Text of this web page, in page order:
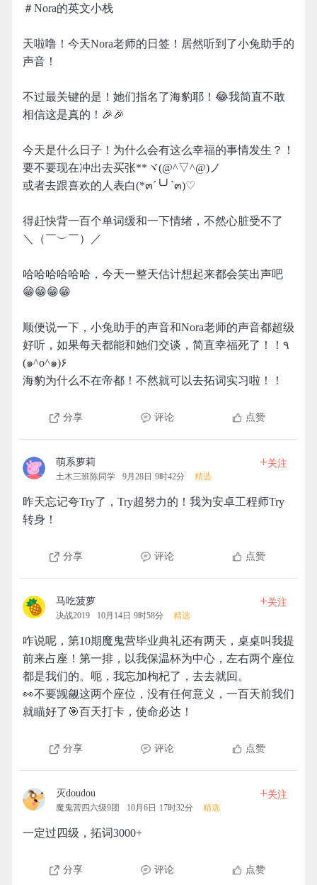
＃Nora的英文小栈
天啦噜！今天Nora老师的日签！居然听到了小兔助手的
声音！
不过最关键的是！她们指名了海豹耶！😂我简直不敢
相信这是真的！🎉🎉
今天是什么日子！为什么会有这么幸福的事情发生？！
要不要现在冲出去买张**ヾ(@^▽^@)ノ
或者去跟喜欢的人表白(*๓´╰╯`๓)♡
得赶快背一百个单词缓和一下情绪，不然心脏受不了
＼（￣︶￣）／
哈哈哈哈哈哈，今天一整天估计想起来都会笑出声吧
😁😁😁😁
顺便说一下，小兔助手的声音和Nora老师的声音都超级
好听，如果每天都能和她们交谈，简直幸福死了！！٩
(๑^o^๑)۶
海豹为什么不在帝都！不然就可以去拓词实习啦！！
分享 评论 点赞
萌系萝莉
土木三班陈同学 9月28日 9时42分 精选
+关注
昨天忘记夸Try了，Try超努力的！我为安卓工程师Try
转身！
分享 评论 点赞
马吃菠萝
决战2019 10月14日 9时58分 精选
+关注
咋说呢，第10期魔鬼营毕业典礼还有两天，桌桌叫我提
前来占座！第一排，以我保温杯为中心，左右两个座位
都是我们的。呃，我忘加枸杞了，去去就回。
👀不要觊觎这两个座位，没有任何意义，一百天前我们
就瞄好了🎯百天打卡，使命必达！
分享 评论 点赞
灭doudou
魔鬼营四六级9团 10月6日 17时32分 精选
+关注
一定过四级，拓词3000+
分享 评论 点赞